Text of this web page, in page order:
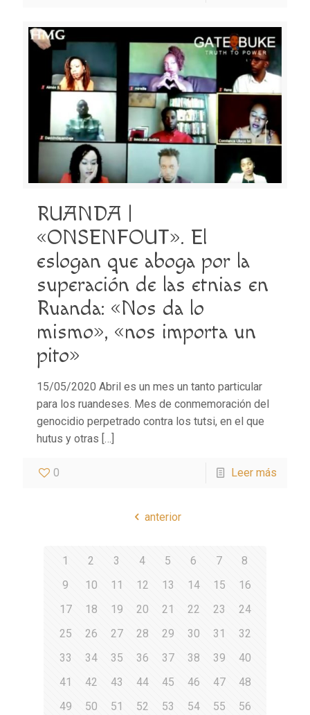
RUANDA |
«ONSENFOUT». El
eslogan que aboga por la
superación de las etnias en
Ruanda: «Nos da lo
mismo», «nos importa un
pito»
15/05/2020 Abril es un mes un tanto particular
para los ruandeses. Mes de conmemoración del
genocidio perpetrado contra los tutsi, en el que
hutus y otras […]
0 Leer más
anterior
1 2 3 4 5 6 7
8
9
10 11 12 13 14 15
16
17
18 19 20 21 22 23
24
25
26 27 28 29 30 31
32
33
34 35 36 37 38 39
40
41
42 43 44 45 46 47
48
49
50 51 52 53 54 55
56